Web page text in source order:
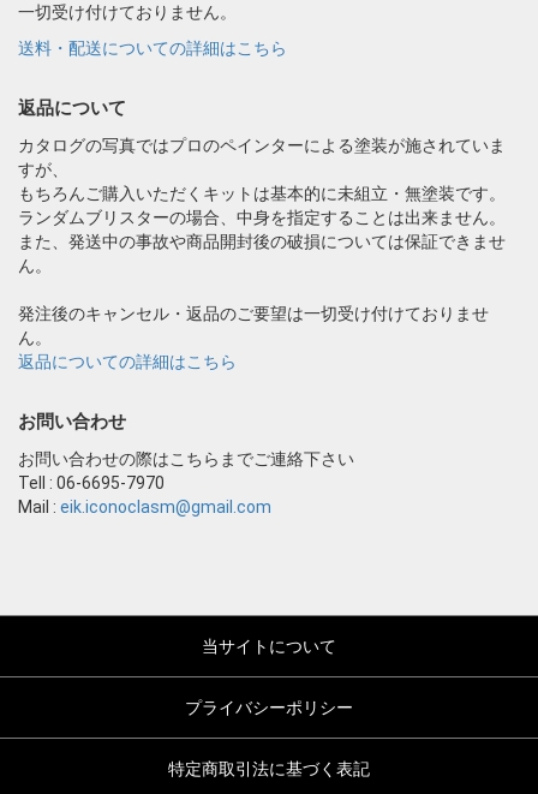
一切受け付けておりません。
送料・配送についての詳細はこちら
返品について
カタログの写真ではプロのペインターによる塗装が施されていま
すが、
もちろんご購入いただくキットは基本的に未組立・無塗装です。
ランダムブリスターの場合、中身を指定することは出来ません。
また、発送中の事故や商品開封後の破損については保証できませ
ん。
発注後のキャンセル・返品のご要望は一切受け付けておりませ
ん。
返品についての詳細はこちら
お問い合わせ
お問い合わせの際はこちらまでご連絡下さい
Tell : 06-6695-7970
Mail : eik.iconoclasm@gmail.com
当サイトについて
プライバシーポリシー
特定商取引法に基づく表記